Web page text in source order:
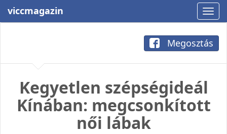
viccmagazin
Megosztás
Kegyetlen szépségideál
Kínában: megcsonkított
női lábak